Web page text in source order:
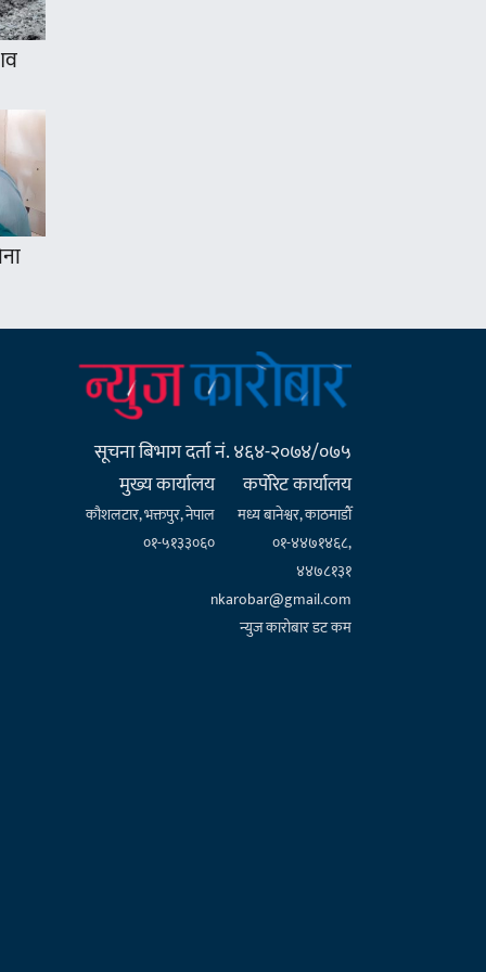
सूचना बिभाग दर्ता नं. ४६४-२०७४/०७५
मुख्य कार्यालय
कौशलटार, भक्तपुर, नेपाल
०१-५१३३०६०
कर्पाेरेट कार्यालय
मध्य बानेश्वर, काठमाडौँ
०१-४४७१४६८,
४४७८१३१
nkarobar@gmail.com
न्युज कारोबार डट कम